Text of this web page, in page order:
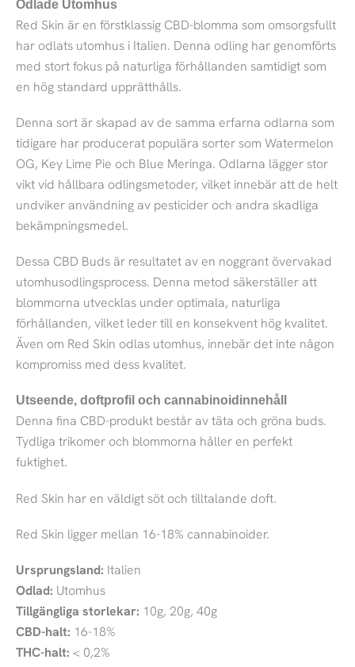
Odlade Utomhus
Red Skin är en förstklassig CBD-blomma som omsorgsfullt
har odlats utomhus i Italien. Denna odling har genomförts
med stort fokus på naturliga förhållanden samtidigt som
en hög standard upprätthålls.
Denna sort är skapad av de samma erfarna odlarna som
tidigare har producerat populära sorter som Watermelon
OG, Key Lime Pie och Blue Meringa. Odlarna lägger stor
vikt vid hållbara odlingsmetoder, vilket innebär att de helt
undviker användning av pesticider och andra skadliga
bekämpningsmedel.
Dessa CBD Buds är resultatet av en noggrant övervakad
utomhusodlingsprocess. Denna metod säkerställer att
blommorna utvecklas under optimala, naturliga
förhållanden, vilket leder till en konsekvent hög kvalitet.
Även om Red Skin odlas utomhus, innebär det inte någon
kompromiss med dess kvalitet.
Utseende, doftprofil och cannabinoidinnehåll
Denna fina CBD-produkt består av täta och gröna buds.
Tydliga trikomer och blommorna håller en perfekt
fuktighet.
Red Skin har en väldigt söt och tilltalande doft.
Red Skin ligger mellan 16-18% cannabinoider.
Ursprungsland: Italien
Odlad: Utomhus
Tillgängliga storlekar: 10g, 20g, 40g
CBD-halt: 16-18%
THC-halt: < 0,2%